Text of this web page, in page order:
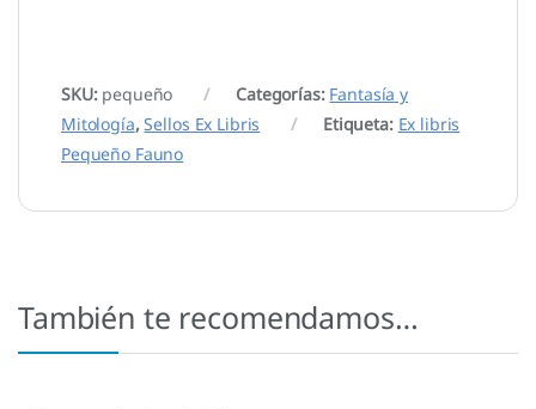
SKU: pequeño Categorías: Fantasía y
Mitología,Sellos Ex Libris Etiqueta: Ex libris
Pequeño Fauno
También te recomendamos…